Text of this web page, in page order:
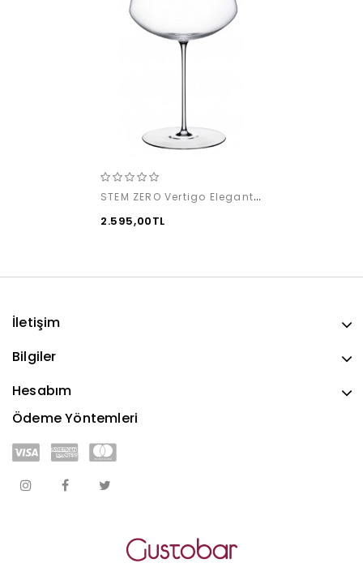
STEM ZERO Vertigo Elegant Red Wine (L) (1'li)
2.595,00TL
İletişim
Bilgiler
Hesabım
Ödeme Yöntemleri